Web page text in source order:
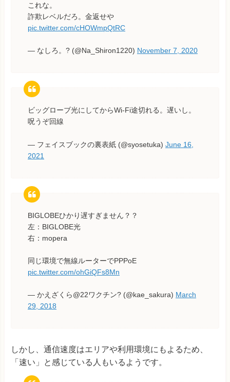
これな。
詐欺レベルだろ。金返せや
pic.twitter.com/cHOWmpQtRC
— なしろ。? (@Na_Shiron1220) November 7, 2020
ビッグローブ光にしてからWi-Fi途切れる。遅いし。
呪うぞ回線
— フェイスブックの裏表紙 (@syosetuka) June 16,
2021
BIGLOBEひかり遅すぎません？？
左：BIGLOBE光
右：mopera
同じ環境で無線ルーターでPPPoE
pic.twitter.com/ohGiQFs8Mn
— かえざくら@22ワクチン? (@kae_sakura) March
29, 2018
しかし、通信速度はエリアや利用環境にもよるため、
「速い」と感じている人もいるようです。